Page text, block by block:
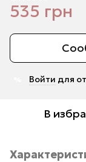
535 грн
Войти для
В